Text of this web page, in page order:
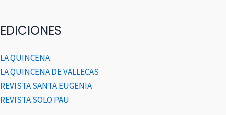
EDICIONES
LA QUINCENA
LA QUINCENA DE VALLECAS
REVISTA SANTA EUGENIA
REVISTA SOLO PAU